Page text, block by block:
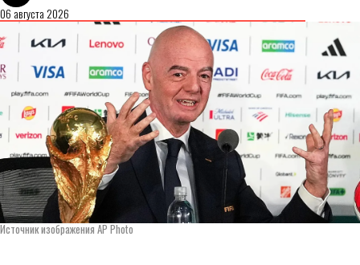
06 августа 2026
Источник изображения AP Photo